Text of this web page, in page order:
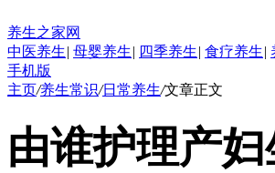
养生之家网
中医养生| 母婴养生| 四季养生| 食疗养生|
手机版
主页/养生常识/日常养生/文章正文
由谁护理产